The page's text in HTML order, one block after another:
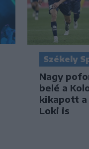
Székely
Nagy
belé a
kikapott a
Loki is